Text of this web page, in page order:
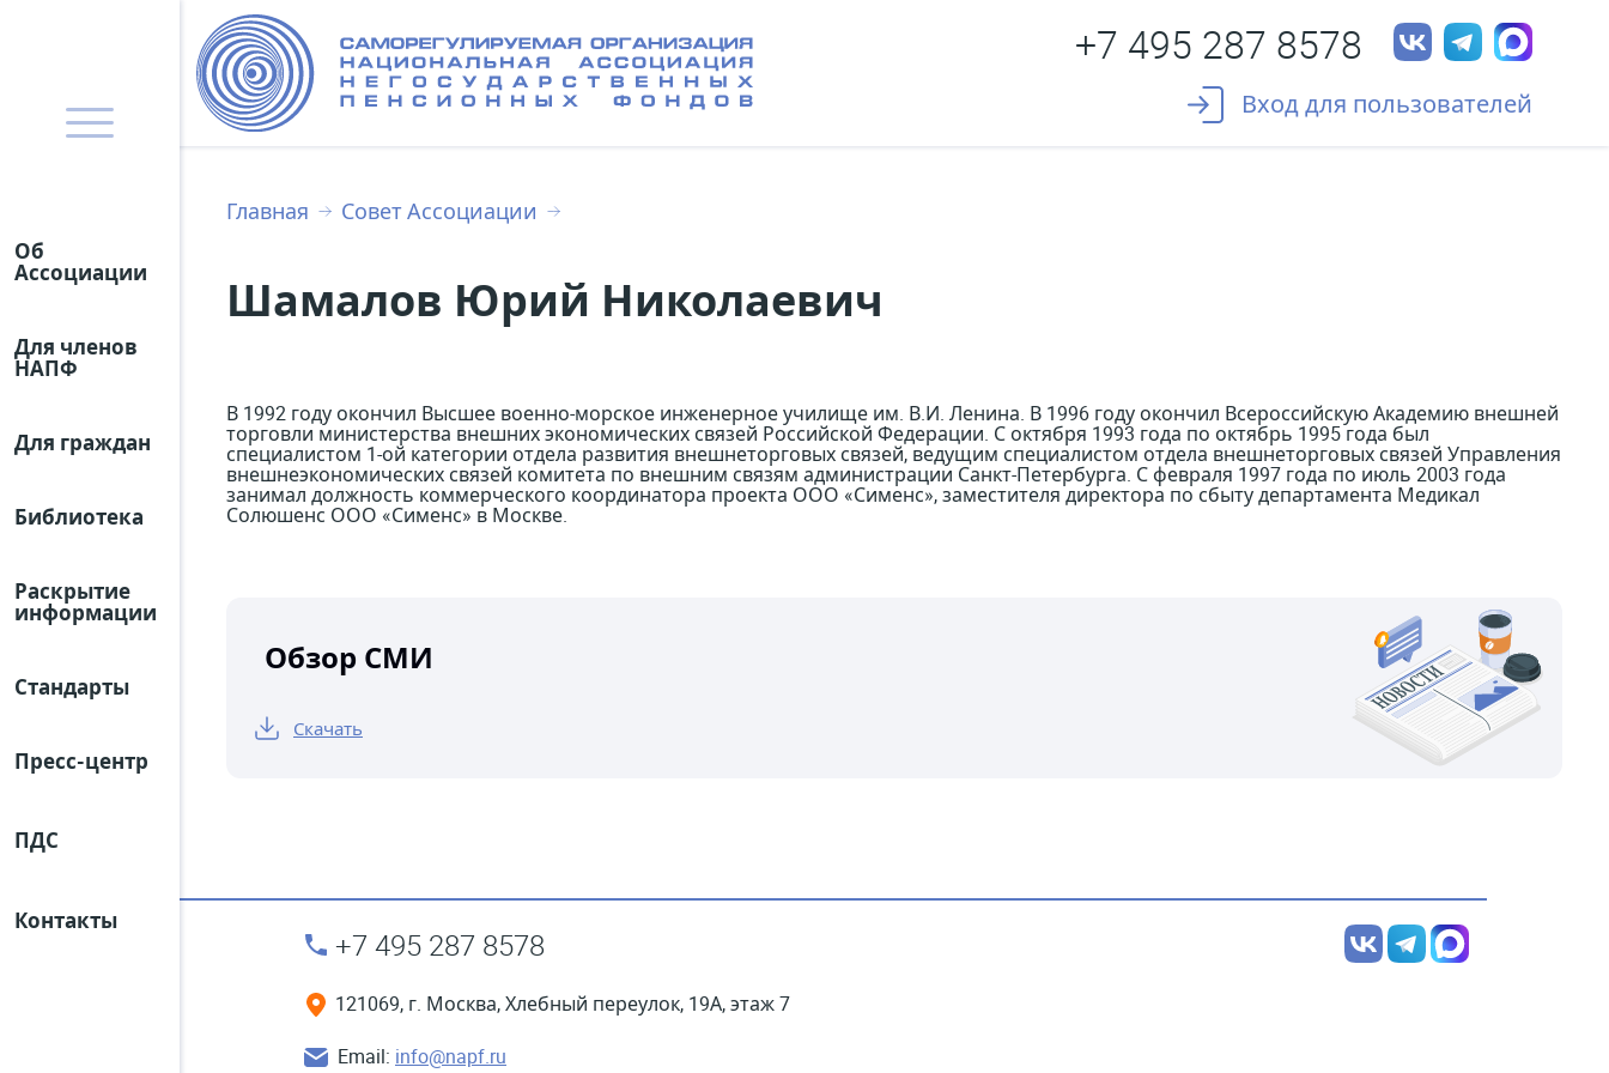
Об
Ассоциации
Для членов
НАПФ
Для граждан
Библиотека
Раскрытие
информации
Стандарты
Пресс-центр
ПДС
Контакты
+7 495 287 8578
Вход для пользователей
Главная Совет Ассоциации
Шамалов Юрий Николаевич
В 1992 году окончил Высшее военно-морское инженерное училище им. В.И. Ленина. В 1996 году окончил Всероссийскую Академию внешней
торговли министерства внешних экономических связей Российской Федерации. С октября 1993 года по октябрь 1995 года был
специалистом 1-ой категории отдела развития внешнеторговых связей, ведущим специалистом отдела внешнеторговых связей Управления
внешнеэкономических связей комитета по внешним связям администрации Санкт-Петербурга. С февраля 1997 года по июль 2003 года
занимал должность коммерческого координатора проекта ООО «Сименс», заместителя директора по сбыту департамента Медикал
Солюшенс ООО «Сименс» в Москве.
Обзор СМИ
Скачать
+7 495 287 8578
121069, г. Москва, Хлебный переулок, 19А, этаж 7
Email: info@napf.ru